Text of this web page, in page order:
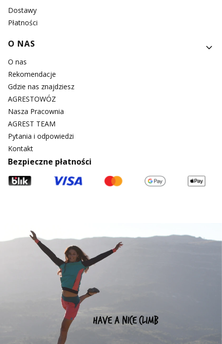
Dostawy
Płatności
O NAS
O nas
Rekomendacje
Gdzie nas znajdziesz
AGRESTOWÓZ
Nasza Pracownia
AGREST TEAM
Pytania i odpowiedzi
Kontakt
Bezpieczne płatności